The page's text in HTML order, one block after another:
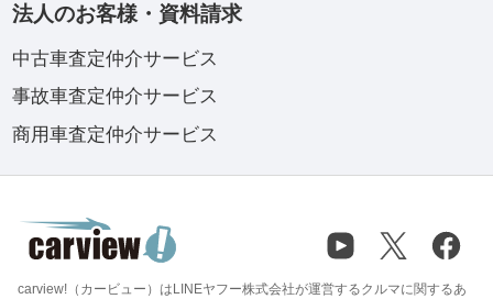
法人のお客様・資料請求
中古車査定仲介サービス
事故車査定仲介サービス
商用車査定仲介サービス
carview!（カービュー）はLINEヤフー株式会社が運営するクルマに関するあ